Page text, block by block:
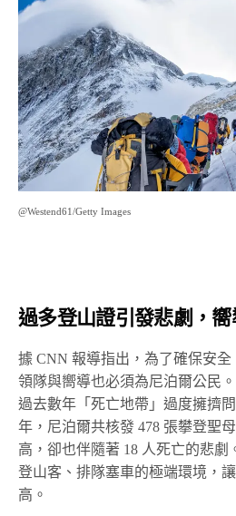
@Westend61/Getty Images
過多登山證引發悲劇，
據 CNN 報導指出，為了確保安
領隊與嚮導也必須為尼泊爾公民。
過去數年「死亡地帶」過度擁擠
年，尼泊爾共核發 478 張攀登聖
高，卻也伴隨著 18 人死亡的悲劇
登山客、排隊塞車的極端環境，
高。